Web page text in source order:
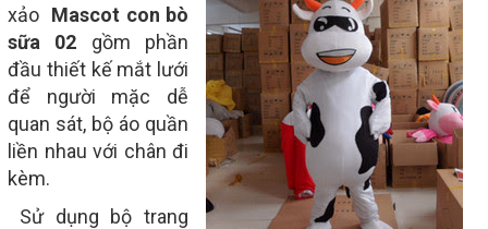
xảo Mascot con bò
sữa 02 gồm phần
đầu thiết kế mắt lưới
để người mặc dễ
quan sát, bộ áo quần
liền nhau với chân đi
kèm.
Sử dụng bộ trang